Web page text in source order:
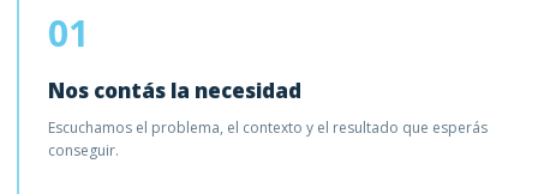
01
Nos contás la necesidad
Escuchamos el problema, el contexto y el resultado que esperás
conseguir.